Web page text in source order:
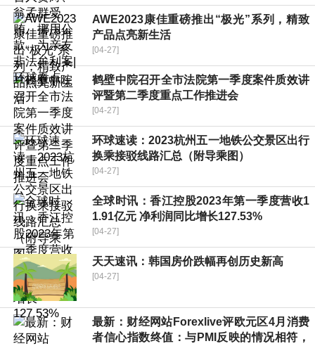
AWE2023康佳重磅推出“极光”系列，精致
产品点亮新生活
[04-27]
鹤壁中院召开全市法院第一季度案件质效讲
评暨第二季度重点工作推进会
[04-27]
环球速读：2023杭州五一地铁公交景区出行
换乘接驳线路汇总（附导乘图）
[04-27]
全球时讯：香江控股2023年第一季度营收1
1.91亿元 净利润同比增长127.53%
[04-27]
天天速讯：韩国房价跌幅再创历史新高
[04-27]
最新：财经网站Forexlive评欧元区4月消费
者信心指数终值：与PMI反映的情况相符，